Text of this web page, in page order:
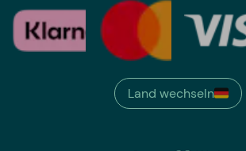
Land wechseln